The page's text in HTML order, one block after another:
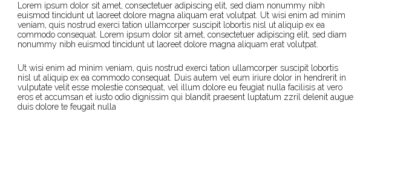
Lorem ipsum dolor sit amet, consectetuer adipiscing elit, sed diam nonummy nibh
euismod tincidunt ut laoreet dolore magna aliquam erat volutpat. Ut wisi enim ad minim
veniam, quis nostrud exerci tation ullamcorper suscipit lobortis nisl ut aliquip ex ea
commodo consequat. Lorem ipsum dolor sit amet, consectetuer adipiscing elit, sed diam
nonummy nibh euismod tincidunt ut laoreet dolore magna aliquam erat volutpat.
Ut wisi enim ad minim veniam, quis nostrud exerci tation ullamcorper suscipit lobortis
nisl ut aliquip ex ea commodo consequat. Duis autem vel eum iriure dolor in hendrerit in
vulputate velit esse molestie consequat, vel illum dolore eu feugiat nulla facilisis at vero
eros et accumsan et iusto odio dignissim qui blandit praesent luptatum zzril delenit augue
duis dolore te feugait nulla